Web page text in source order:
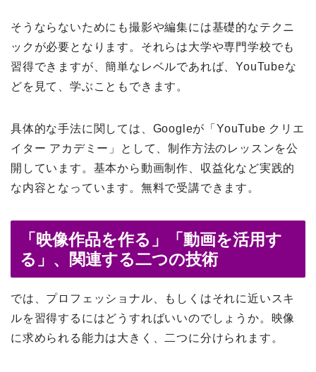
そうならないためにも撮影や編集には基礎的なテクニ
ックが必要となります。それらは大学や専門学校でも
習得できますが、簡単なレベルであれば、YouTubeな
どを見て、学ぶこともできます。
具体的な手法に関しては、Googleが「YouTube クリエ
イター アカデミー」として、制作方法のレッスンを公
開しています。基本から動画制作、収益化など実践的
な内容となっています。無料で受講できます。
「映像作品を作る」「動画を活用す
る」、関連する二つの技術
では、プロフェッショナル、もしくはそれに近いスキ
ルを習得するにはどうすればいいのでしょうか。映像
に求められる能力は大きく、二つに分けられます。